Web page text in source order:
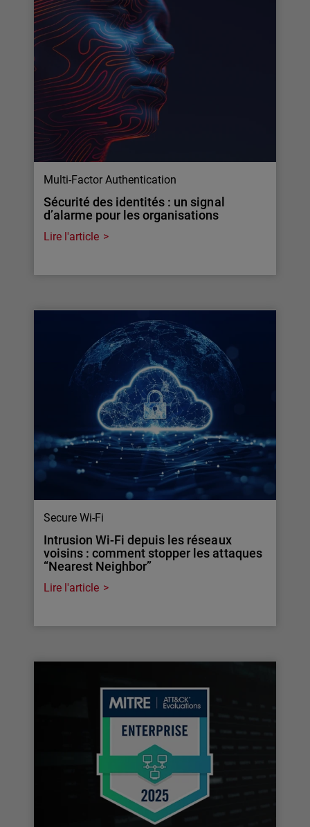
Multi-Factor Authentication
Sécurité des identités : un signal
d’alarme pour les organisations
Lire l'article
Secure Wi-Fi
Intrusion Wi-Fi depuis les réseaux
voisins : comment stopper les attaques
“Nearest Neighbor”
Lire l'article